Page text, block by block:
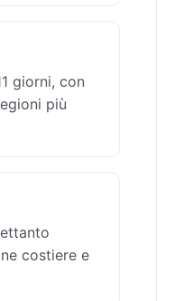
giorni, con
più
costiere e